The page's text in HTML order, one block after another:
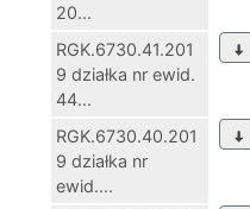
20...
RGK.6730.41.201
9 działka nr ewid.
44...
RGK.6730.40.201
9 działka nr
ewid....